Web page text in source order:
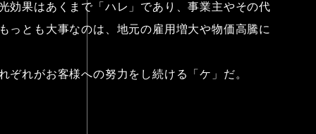
効果はあくまで「ハレ」であり、事業主やその代
っとも大事なのは、地元の雇用増大や物価高騰に
ぞれがお客様への努力をし続ける「ケ」だ。